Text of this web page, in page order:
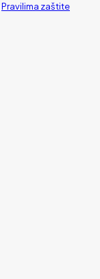
Pravilima zaštite